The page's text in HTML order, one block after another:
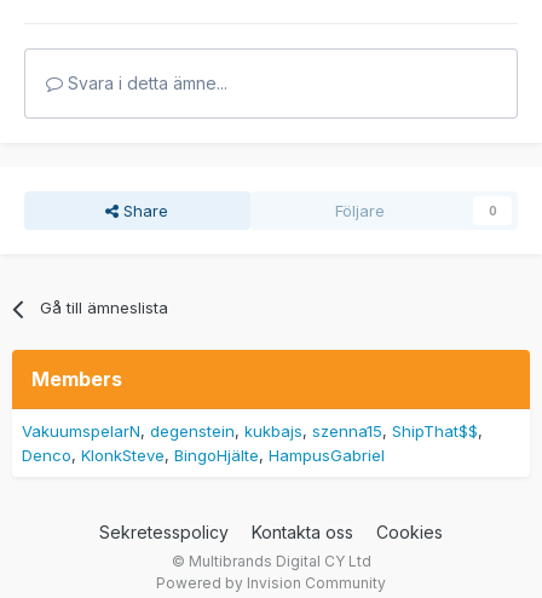
Svara i detta ämne...
Share Följare 0
Gå till ämneslista
Members
VakuumspelarN degenstein kukbajs szenna15 ShipThat$$
Denco KlonkSteve BingoHjälte HampusGabriel
Sekretesspolicy Kontakta oss Cookies
© Multibrands Digital CY Ltd
Powered by Invision Community